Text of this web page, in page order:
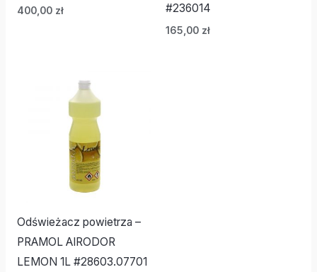
400,00 zł
#236014
165,00 zł
Odświeżacz powietrza –
PRAMOL AIRODOR
LEMON 1L #28603.07701